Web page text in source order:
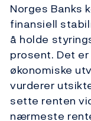
Norges Banks
finansiell
å holde
prosent. Det
økonomiske
vurderer
sette renten
nærmeste